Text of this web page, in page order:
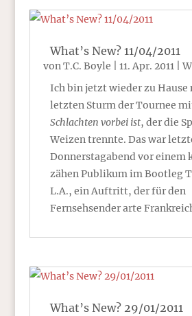
What’s New? 11/04/2011
vonT.C. Boyle 11. Apr. 2011|
Ich bin jetzt wieder zu Hause
letzten Sturm der Tournee
Schlachten vorbei ist, der die
Weizen trennte. Das war
Donnerstagabend vor einem
zähen Publikum im Bootleg
L.A., ein Auftritt, der für den
Fernsehsender arte
What’s New? 29/01/2011